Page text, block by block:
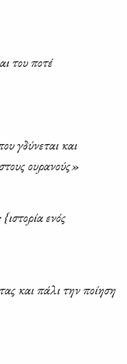
του ποτέ
γδύνεται και
ουρανούς»
ενός
και πάλι την ποίηση